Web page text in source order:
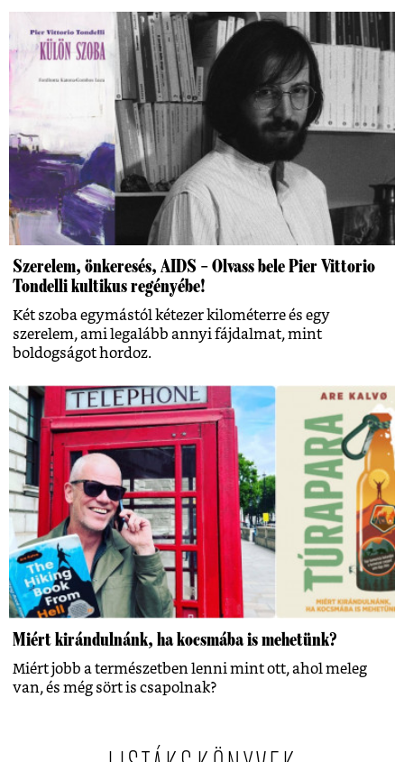
Szerelem, önkeresés, AIDS – Olvass bele Pier Vittorio
Tondelli kultikus regényébe!
Két szoba egymástól kétezer kilométerre és egy
szerelem, ami legalább annyi fájdalmat, mint
boldogságot hordoz.
Miért kirándulnánk, ha kocsmába is mehetünk?
Miért jobb a természetben lenni mint ott, ahol meleg
van, és még sört is csapolnak?